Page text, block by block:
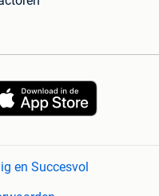
en Succesvol